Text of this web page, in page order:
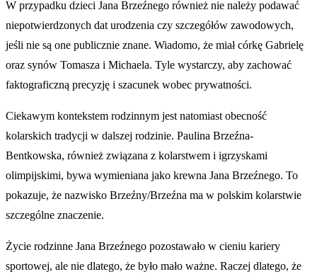
W przypadku dzieci Jana Brzeźnego również nie należy podawać
niepotwierdzonych dat urodzenia czy szczegółów zawodowych,
jeśli nie są one publicznie znane. Wiadomo, że miał córkę Gabrielę
oraz synów Tomasza i Michaela. Tyle wystarczy, aby zachować
faktograficzną precyzję i szacunek wobec prywatności.
Ciekawym kontekstem rodzinnym jest natomiast obecność
kolarskich tradycji w dalszej rodzinie. Paulina Brzeźna-
Bentkowska, również związana z kolarstwem i igrzyskami
olimpijskimi, bywa wymieniana jako krewna Jana Brzeźnego. To
pokazuje, że nazwisko Brzeźny/Brzeźna ma w polskim kolarstwie
szczególne znaczenie.
Życie rodzinne Jana Brzeźnego pozostawało w cieniu kariery
sportowej, ale nie dlatego, że było mało ważne. Raczej dlatego, że